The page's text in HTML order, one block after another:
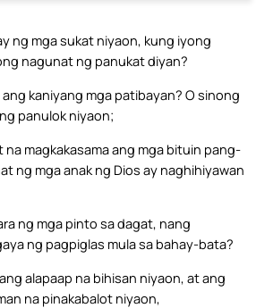
ng mga sukat niyaon, kung iyong
nagunat ng panukat diyan?
kaniyang mga patibayan? O sinong
panulok niyaon;
na magkakasama ang mga bituin pang-
ng mga anak ng Dios ay naghihiyawan
ng mga pinto sa dagat, nang
ng pagpiglas mula sa bahay-bata?
alapaap na bihisan niyaon, at ang
na pinakabalot niyaon,